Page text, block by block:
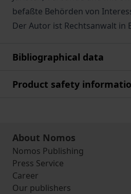
befaßte Behörden von
Der Autor ist Rechtsanwalt in
Bibliographical data
Product safety
About Nomos
Nomos Publishing
Press Service
Career
Our publishers